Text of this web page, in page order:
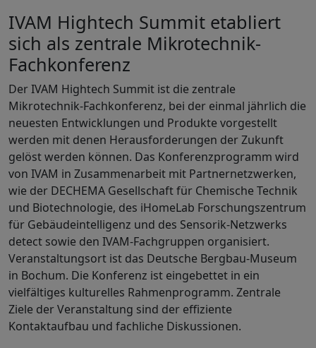
IVAM Hightech Summit etabliert
sich als zentrale Mikrotechnik-
Fachkonferenz
Der IVAM Hightech Summit ist die zentrale
Mikrotechnik-Fachkonferenz, bei der einmal jährlich die
neuesten Entwicklungen und Produkte vorgestellt
werden mit denen Herausforderungen der Zukunft
gelöst werden können. Das Konferenzprogramm wird
von IVAM in Zusammenarbeit mit Partnernetzwerken,
wie der DECHEMA Gesellschaft für Chemische Technik
und Biotechnologie, des iHomeLab Forschungszentrum
für Gebäudeintelligenz und des Sensorik-Netzwerks
detect sowie den IVAM-Fachgruppen organisiert.
Veranstaltungsort ist das Deutsche Bergbau-Museum
in Bochum. Die Konferenz ist eingebettet in ein
vielfältiges kulturelles Rahmenprogramm. Zentrale
Ziele der Veranstaltung sind der effiziente
Kontaktaufbau und fachliche Diskussionen.